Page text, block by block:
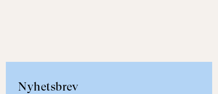
Nyhetsbrev